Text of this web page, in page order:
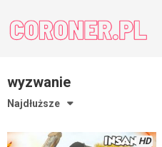
content
wyzwanie
Najdłuższe
HD